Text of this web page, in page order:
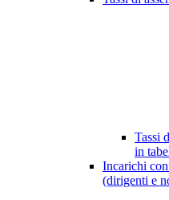
Tassi
in
Incarichi
(dirigenti e